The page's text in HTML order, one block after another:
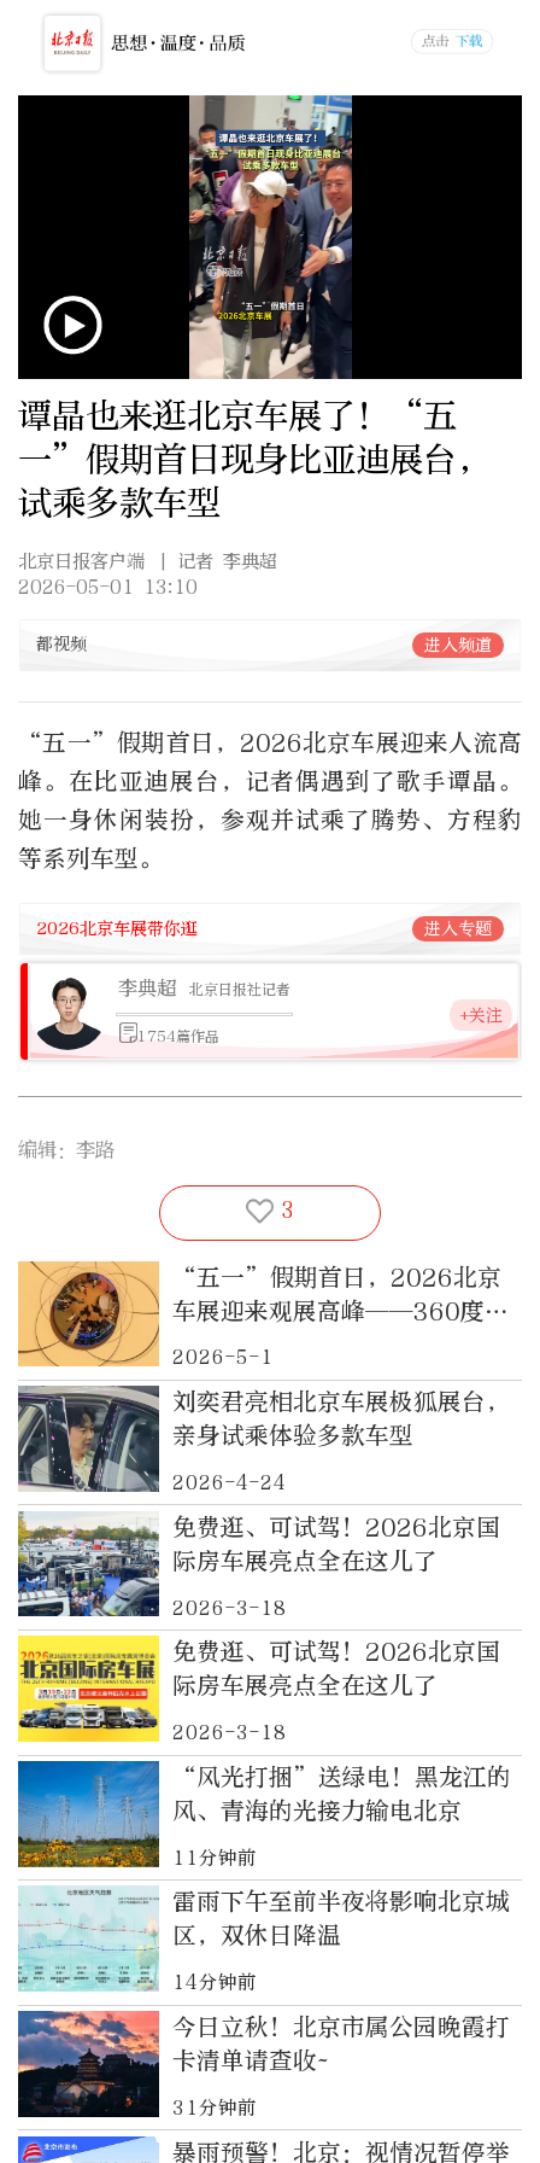
谭晶也来逛北京车展了！“五
一”假期首日现身比亚迪展台，
试乘多款车型
北京日报客户端
| 记者 李典超
2026-05-01 13:10
都视频 进入频道
“五一”假期首日，2026北京车展迎来人流高
峰。在比亚迪展台，记者偶遇到了歌手谭晶。
她一身休闲装扮，参观并试乘了腾势、方程豹
等系列车型。
2026北京车展带你逛 进入专题
李典超 北京日报社记者
1754篇作品
+关注
编辑：李路
3
“五一”假期首日，2026北京
车展迎来观展高峰——360度沉
浸式直击
2026-5-1
刘奕君亮相北京车展极狐展台，
亲身试乘体验多款车型
2026-4-24
免费逛、可试驾！2026北京国
际房车展亮点全在这儿了
2026-3-18
免费逛、可试驾！2026北京国
际房车展亮点全在这儿了
2026-3-18
“风光打捆”送绿电！黑龙江的
风、青海的光接力输电北京
11分钟前
雷雨下午至前半夜将影响北京城
区，双休日降温
14分钟前
今日立秋！北京市属公园晚霞打
卡清单请查收~
31分钟前
暴雨预警！北京：视情况暂停举